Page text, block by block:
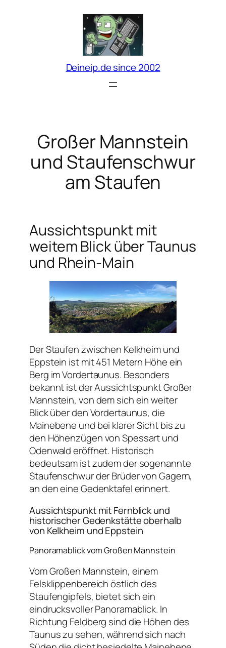
Deineip.de since 2002
Großer Mannstein
und Staufenschwur
am Staufen
Aussichtspunkt mit
weitem Blick über Taunus
und Rhein-Main
Der Staufen zwischen Kelkheim und
Eppstein ist mit 451 Metern Höhe ein
Berg im Vordertaunus. Besonders
bekannt ist der Aussichtspunkt Großer
Mannstein, von dem sich ein weiter
Blick über den Vordertaunus, die
Mainebene und bei klarer Sicht bis zu
den Höhenzügen von Spessart und
Odenwald eröffnet. Historisch
bedeutsam ist zudem der sogenannte
Staufenschwur der Brüder von Gagern,
an den eine Gedenktafel erinnert.
Aussichtspunkt mit Fernblick und
historischer Gedenkstätte oberhalb
von Kelkheim und Eppstein
Panoramablick vom Großen Mannstein
Vom Großen Mannstein, einem
Felsklippenbereich östlich des
Staufengipfels, bietet sich ein
eindrucksvoller Panoramablick. In
Richtung Feldberg sind die Höhen des
Taunus zu sehen, während sich nach